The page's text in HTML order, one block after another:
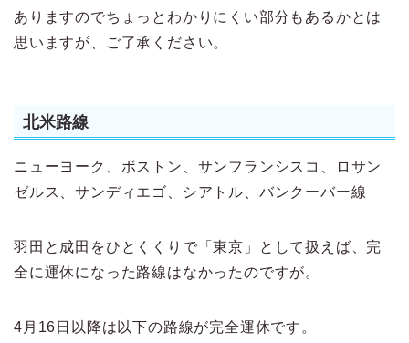
ありますのでちょっとわかりにくい部分もあるかとは
思いますが、ご了承ください。
北米路線
ニューヨーク、ボストン、サンフランシスコ、ロサン
ゼルス、サンディエゴ、シアトル、バンクーバー線
羽田と成田をひとくくりで「東京」として扱えば、完
全に運休になった路線はなかったのですが。
4月16日以降は以下の路線が完全運休です。